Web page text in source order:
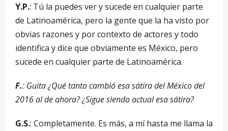
Y.P.: Tú la puedes ver y sucede en cualquier parte
de Latinoamérica, pero la gente que la ha visto por
obvias razones y por contexto de actores y todo
identifica y dice que obviamente es México, pero
sucede en cualquier parte de Latinoamérica.
F.: Guita ¿Qué tanto cambió esa sátira del México del
2016 al de ahora? ¿Sigue siendo actual esa sátira?
G.S.: Completamente. Es más, a mí hasta me llama la